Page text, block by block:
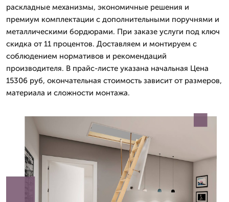
раскладные механизмы, экономичные решения и
премиум комплектации с дополнительными поручнями и
металлическими бордюрами. При заказе услуги под ключ
скидка от 11 процентов. Доставляем и монтируем с
соблюдением нормативов и рекомендаций
производителя. В прайс-листе указана начальная Цена
15306 руб, окончательная стоимость зависит от размеров,
материала и сложности монтажа.